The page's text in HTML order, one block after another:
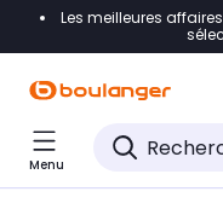
Accéder
Accéder directement
Accéder directement
Les meilleures
Menu